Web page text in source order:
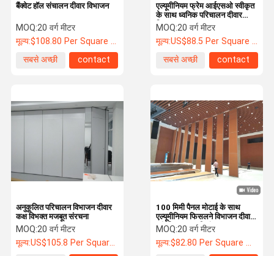
बैंक्वेट हॉल संचालन दीवार विभाजन
MOQ:20 वर्ग मीटर
मूल्य:$108.80 Per Square Meter
सबसे अच्छी
contact
एल्यूमीनियम फ्रेम आईएसओ स्वीकृत
के साथ ध्वनिक परिचालन दीवार
विभाजन
MOQ:20 वर्ग मीटर
मूल्य:US$88.5 Per Square Meter
सबसे अच्छी
contact
अनुकूलित परिचालन विभाजन दीवार
कक्ष विभक्त मजबूत संरचना
MOQ:20 वर्ग मीटर
मूल्य:US$105.8 Per Square Meter
100 मिमी पैनल मोटाई के साथ
एल्यूमीनियम फिसलने विभाजन दीवार
आंतरिक सजावटी संचालन
MOQ:20 वर्ग मीटर
मूल्य:$82.80 Per Square Meter